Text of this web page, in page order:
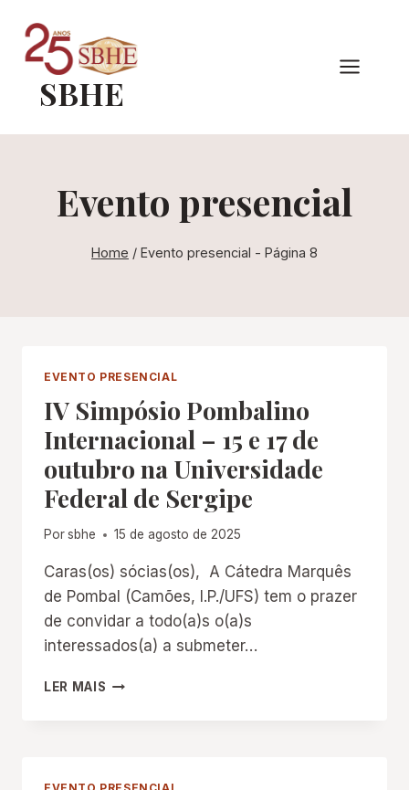
para
ConteúdoSBHE
Evento presencial
Home / Evento presencial - Página 8
EVENTO PRESENCIAL
IV Simpósio Pombalino
Internacional – 15 e 17 de
outubro na Universidade
Federal de Sergipe
Porsbhe 15 de agosto de 2025
Caras(os) sócias(os), A Cátedra Marquês
de Pombal (Camões, I.P./UFS) tem o prazer
de convidar a todo(a)s o(a)s
interessados(a) a submeter…
LER MAIS